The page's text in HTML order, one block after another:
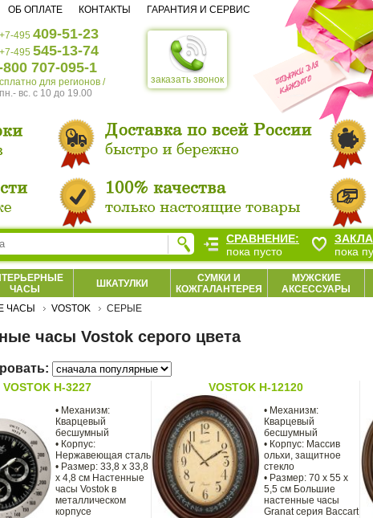
заказать звонок
+7-495 409-51-23
+7-495 545-13-74
800 707-095-1
для регионов /
пн.- вс. c 10 до 19.00
ОБ ОПЛАТЕ КОНТАКТЫ ГАРАНТИЯ И СЕРВИС
ЧАСЫ
ШКАТУЛКИ
СУМКИ И
КОЖГАЛАНТЕРЕЯ
МУЖСКИЕ
АКСЕССУАРЫ
ЧАСЫ VOSTOK СЕРЫЕ
часы Vostok серого цвета
VOSTOK H-3227
• Механизм:
Кварцевый
бесшумный
• Корпус:
Нержавеющая сталь
• Размер: 33,8 х 33,8
х 4,8 см Настенные
часы Vostok в
металлическом
корпусе
VOSTOK H-12120
• Механизм:
Кварцевый
бесшумный
• Корпус: Массив
ольхи, защитное
стекло
• Размер: 70 х 55 х
5,5 см Большие
настенные часы
Granat серия Baccart
СРАВНЕНИЕ:
пока пусто
пока